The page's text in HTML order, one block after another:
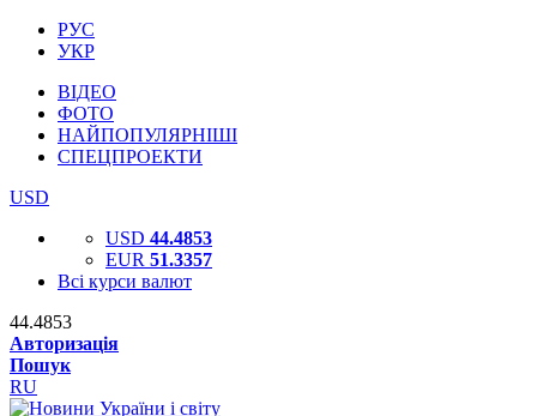
РУС
УКР
ВІДЕО
ФОТО
НАЙПОПУЛЯРНІШІ
СПЕЦПРОЕКТИ
USD
USD 44.4853
EUR 51.3357
Всі курси валют
44.4853
Авторизація
Пошук
RU